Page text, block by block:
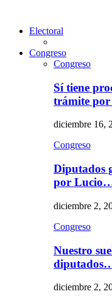
Electoral
Congreso
Congreso
Sí tiene
trámite
diciembre 16,
Congreso
Diputados
por
diciembre 2,
Congreso
Nuestro
diciembre 2,